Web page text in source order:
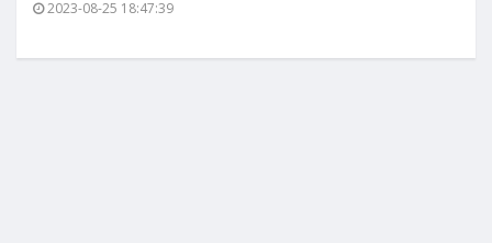
2023-08-25 18:47:39